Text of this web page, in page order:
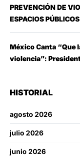
PREVENCIÓN DE
ESPACIOS PÚBLICOS
México Canta “Que
violencia”:
HISTORIAL
agosto 2026
julio 2026
junio 2026